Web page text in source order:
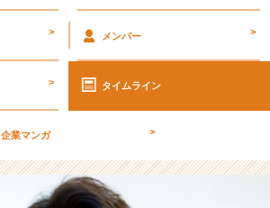
タ
社
職
の
仕
> メンバー >
> タイムライン
企業マンガ >